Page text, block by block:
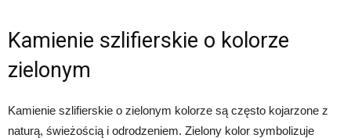
Kamienie szlifierskie o kolorze
zielonym
Kamienie szlifierskie o zielonym kolorze są często kojarzone z
naturą, świeżością i odrodzeniem. Zielony kolor symbolizuje